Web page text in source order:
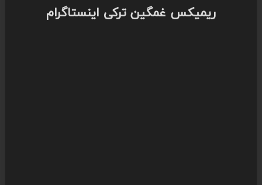
ریمیکس غمگین ترکی اینستاگرام